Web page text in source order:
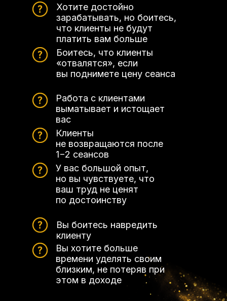
Хотите достойно
зарабатывать, но боитесь,
что клиенты не будут
платить вам больше
Боитесь, что клиенты
«отвалятся», если
вы поднимете цену сеанса
Работа с клиентами
выматывает и истощает
вас
Клиенты
не возвращаются после
1−2 сеансов
У вас большой опыт,
но вы чувствуете, что
ваш труд не ценят
по достоинству
Вы боитесь навредить
клиенту
Вы хотите больше
времени уделять своим
близким, не потеряв при
этом в доходе